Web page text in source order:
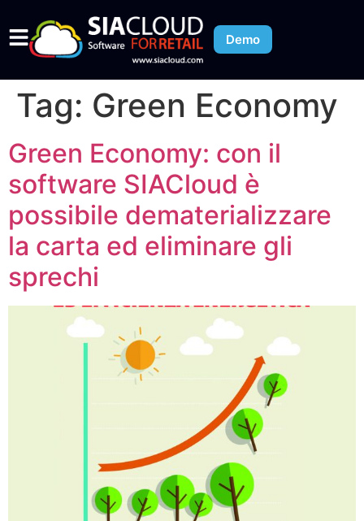
Demo
Tag: Green Economy
Green Economy: con il
software SIACloud è
possibile dematerializzare
la carta ed eliminare gli
sprechi